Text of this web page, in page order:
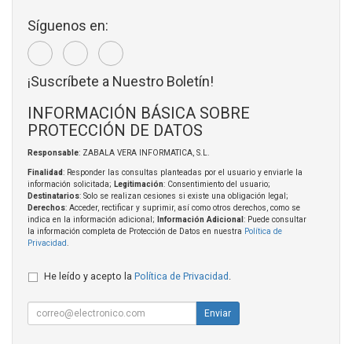
Síguenos en:
¡Suscríbete a Nuestro Boletín!
INFORMACIÓN BÁSICA SOBRE
PROTECCIÓN DE DATOS
Responsable: ZABALA VERA INFORMATICA, S.L.
Finalidad: Responder las consultas planteadas por el usuario y enviarle la
información solicitada; Legitimación: Consentimiento del usuario;
Destinatarios: Solo se realizan cesiones si existe una obligación legal;
Derechos: Acceder, rectificar y suprimir, así como otros derechos, como se
indica en la información adicional;
Información Adicional : Puede consultar
la información completa de Protección de Datos en nuestra Política de
Privacidad.
He leído y acepto la Política de Privacidad .
Enviar